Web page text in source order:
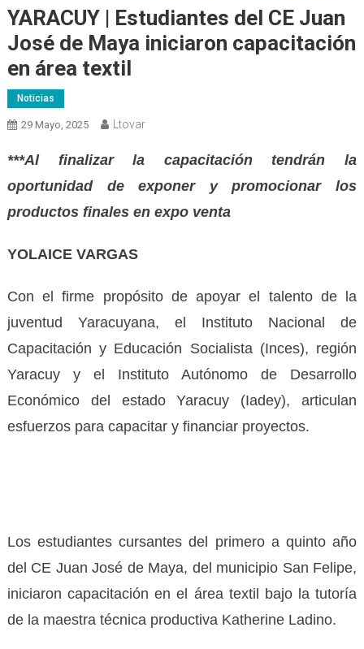
YARACUY | Estudiantes del CE Juan
José de Maya iniciaron capacitación
en área textil
Noticias
29 Mayo, 2025 Ltovar
***Al finalizar la capacitación tendrán la
oportunidad de exponer y promocionar los
productos finales en expo venta
YOLAICE VARGAS
Con el firme propósito de apoyar el talento de la
juventud Yaracuyana, el Instituto Nacional de
Capacitación y Educación Socialista (Inces), región
Yaracuy y el Instituto Autónomo de Desarrollo
Económico del estado Yaracuy (Iadey), articulan
esfuerzos para capacitar y financiar proyectos.
Los estudiantes cursantes del primero a quinto año
del CE Juan José de Maya, del municipio San Felipe,
iniciaron capacitación en el área textil bajo la tutoría
de la maestra técnica productiva Katherine Ladino.